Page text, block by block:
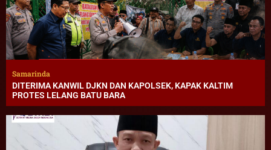
Samarinda
DITERIMA KANWIL DJKN DAN KAPOLSEK, KAPAK KALTIM
PROTES LELANG BATU BARA